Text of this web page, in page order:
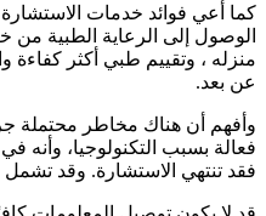
كما أعي فوائد خدمات
الوصول إلى الرعاية الطبية
منزله ، وتقييم طبي أكثر
عن بعد.
وأفهم أن هناك مخاطر محتملة
فعالة بسبب التكنولوجيا،
فقد تنتهي الاستشارة. وقد تشمل